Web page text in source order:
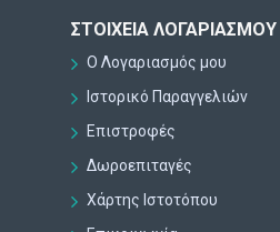
ΣΤΟΙΧΕΊΑ ΛΟΓΑΡΙΑΣΜΟΎ
Ο Λογαριασμός μου
Ιστορικό Παραγγελιών
Επιστροφές
Δωροεπιταγές
Χάρτης Ιστοτόπου